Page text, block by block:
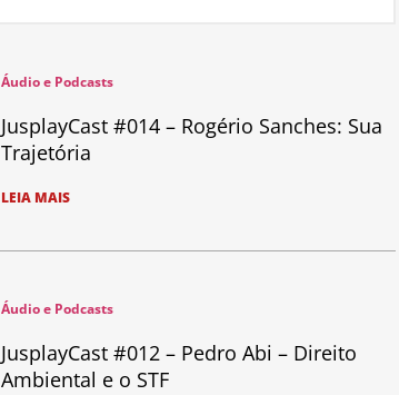
Áudio e Podcasts
JusplayCast #014 – Rogério Sanches: Sua
Trajetória
LEIA MAIS
Áudio e Podcasts
JusplayCast #012 – Pedro Abi – Direito
Ambiental e o STF